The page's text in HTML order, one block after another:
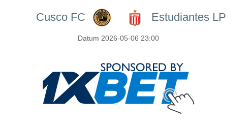
Cusco FC Estudiantes LP
Datum 2026-05-06 23:00